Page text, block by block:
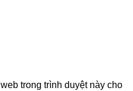
trong trình duyệt này cho